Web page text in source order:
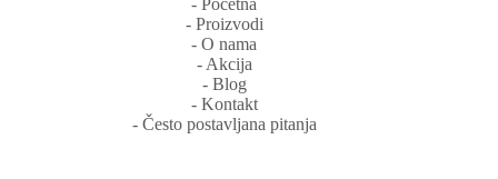
‐ Početna
‐ Proizvodi
‐ O nama
‐ Akcija
‐ Blog
‐ Kontakt
‐ Često postavljana pitanja